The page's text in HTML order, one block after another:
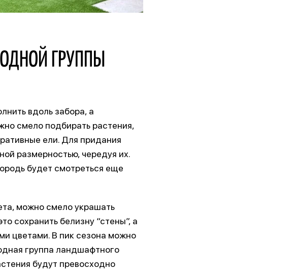
ГРУППЫ
вдоль забора, а
смело подбирать растения,
ели. Для придания
размерностью, чередуя их.
будет смотреться еще
можно смело украшать
сохранить белизну “стены”, а
цветами. В пик сезона можно
группа ландшафтного
будут превосходно